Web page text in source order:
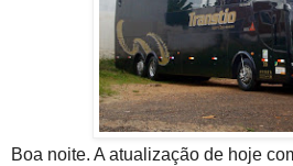
Boa noite. A atualização de hoje